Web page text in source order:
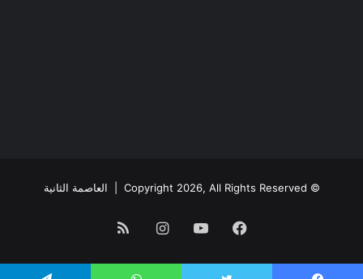
© Copyright 2026, All Rights Reserved | العاصمة الثانية
فيسبوكيوتيوبانستقرامملخص
الموقع